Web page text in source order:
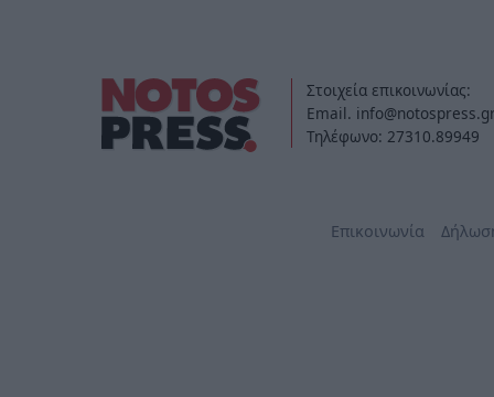
Στοιχεία επικοινωνίας:
Email. info@notospress.gr
Τηλέφωνο: 27310.89949
Επικοινωνία